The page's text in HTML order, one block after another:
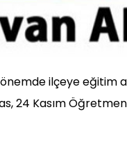
ilçeye
24 Kasım